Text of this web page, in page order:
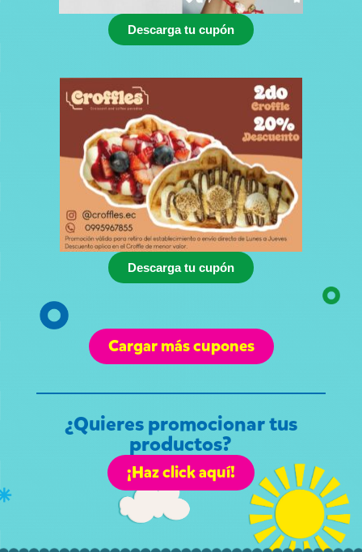
Descarga tu cupón
Descarga tu cupón
Cargar más cupones
¿Quieres promocionar tus
productos?
¡Haz click aquí!